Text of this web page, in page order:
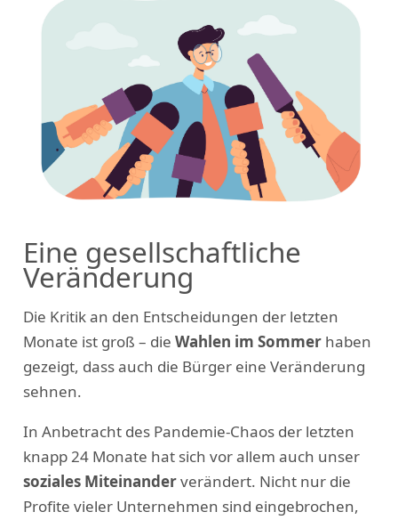
Eine gesellschaftliche
Veränderung
Die Kritik an den Entscheidungen der letzten
Monate ist groß – die Wahlen im Sommerhaben
gezeigt, dass auch die Bürger eine Veränderung
sehnen.
In Anbetracht des Pandemie-Chaos der letzten
knapp 24 Monate hat sich vor allem auch unser
soziales Miteinanderverändert. Nicht nur die
Profite vieler Unternehmen sind eingebrochen,